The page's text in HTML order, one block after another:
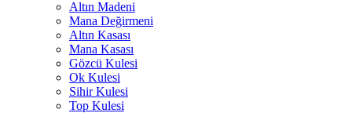
Altın Madeni
Mana Değirmeni
Altın Kasası
Mana Kasası
Gözcü Kulesi
Ok Kulesi
Sihir Kulesi
Top Kulesi